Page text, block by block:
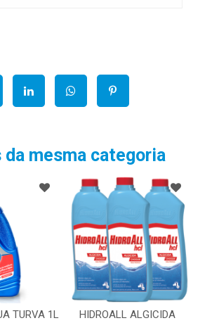
da mesma categoria
TURVA 1L
HIDROALL ALGICIDA